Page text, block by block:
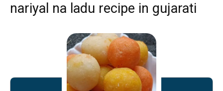
nariyal na ladu recipe in gujarati